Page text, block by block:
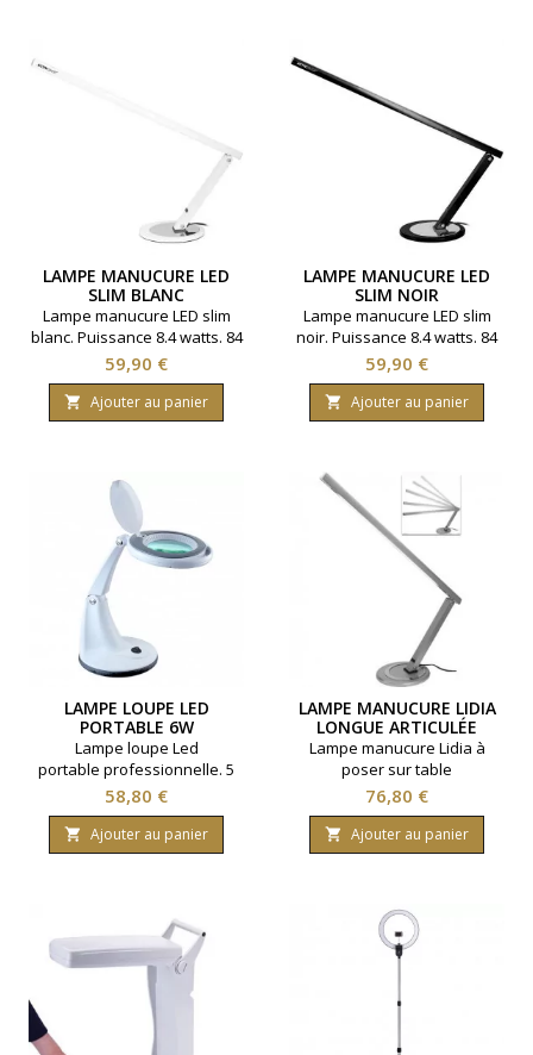
LAMPE MANUCURE LED
SLIM BLANC
Lampe manucure LED slim
blanc. Puissance 8.4 watts. 84
LED. 648 lumens.
Prix
59,90 €
 Ajouter au panier
LAMPE MANUCURE LED
SLIM NOIR
Lampe manucure LED slim
noir. Puissance 8.4 watts. 84
LED. 648 lumens.
Prix
59,90 €
 Ajouter au panier
LAMPE LOUPE LED
PORTABLE 6W
Lampe loupe Led
portable professionnelle. 5
dioptries. Bras et tête articulé.
6 watts.
Prix
58,80 €
 Ajouter au panier
LAMPE MANUCURE LIDIA
LONGUE ARTICULÉE
Lampe manucure Lidia à
poser sur table
Prix
76,80 €
 Ajouter au panier